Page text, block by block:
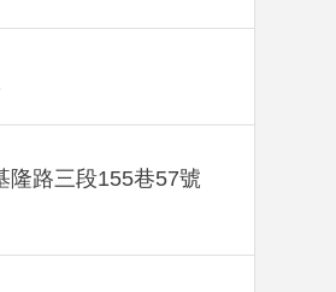
隆路三段155巷57號